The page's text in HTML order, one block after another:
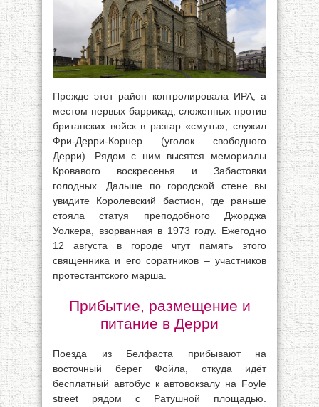
Прежде этот район контролировала ИРА, а
местом первых баррикад, сложенных против
британских войск в разгар «смуты», служил
Фри-Дерри-Корнер (уголок свободного
Дерри). Рядом с ним высятся мемориалы
Кровавого воскресенья и Забастовки
голодных. Дальше по городской стене вы
увидите Королевский бастион, где раньше
стояла статуя преподобного Джорджа
Уолкера, взорванная в 1973 году. Ежегодно
12 августа в городе чтут память этого
священника и его соратников – участников
протестантского марша.
Прибытие, размещение и
питание в Дерри
Поезда из Белфаста прибывают на
восточный берег Фойла, откуда идёт
бесплатный автобус к автовокзалу на Foyle
street рядом с Ратушной площадью.